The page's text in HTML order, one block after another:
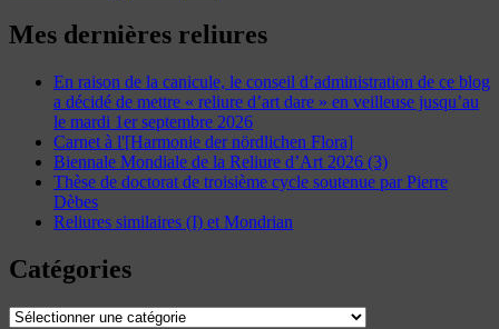
Mes dernières reliures
En raison de la canicule, le conseil d’administration de ce blog
a décidé de mettre « reliure d’art dare » en veilleuse jusqu’au
le mardi 1er septembre 2026
Carnet à l'[Harmonie der nördlichen Flora]
Biennale Mondiale de la Reliure d’Art 2026 (3)
Thèse de doctorat de troisième cycle soutenue par Pierre
Dèbes
Reliures similaires (I) et Mondrian
Catégories
Catégories